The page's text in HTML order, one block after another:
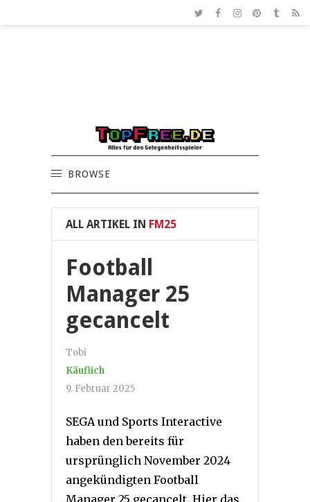
BROWSE
ALL ARTIKEL IN FM25
Football
Manager 25
gecancelt
Tobi
Käuflich
9. Februar 2025
SEGA und Sports Interactive
haben den bereits für
ursprünglich November 2024
angekündigten Football